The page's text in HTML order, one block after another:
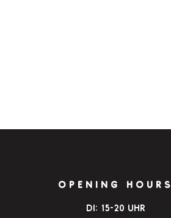
OPENING HOURS
Di: 15-20 Uhr